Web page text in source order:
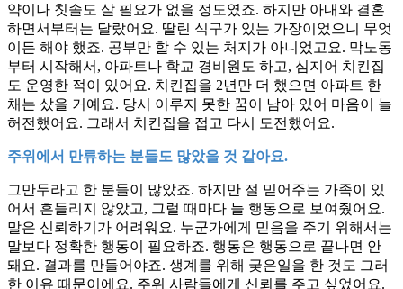
약이나 칫솔도 살 필요가 없을 정도였죠. 하지만 아내와 결혼
하면서부터는 달랐어요. 딸린 식구가 있는 가장이었으니 무엇
이든 해야 했죠. 공부만 할 수 있는 처지가 아니었고요. 막노동
부터 시작해서, 아파트나 학교 경비원도 하고, 심지어 치킨집
도 운영한 적이 있어요. 치킨집을 2년만 더 했으면 아파트 한
채는 샀을 거예요. 당시 이루지 못한 꿈이 남아 있어 마음이 늘
허전했어요. 그래서 치킨집을 접고 다시 도전했어요.
주위에서 만류하는 분들도 많았을 것 같아요.
그만두라고 한 분들이 많았죠. 하지만 절 믿어주는 가족이 있
어서 흔들리지 않았고, 그럴 때마다 늘 행동으로 보여줬어요.
말은 신뢰하기가 어려워요. 누군가에게 믿음을 주기 위해서는
말보다 정확한 행동이 필요하죠. 행동은 행동으로 끝나면 안
돼요. 결과를 만들어야죠. 생계를 위해 궂은일을 한 것도 그러
한 이유 때문이에요. 주위 사람들에게 신뢰를 주고 싶었어요.